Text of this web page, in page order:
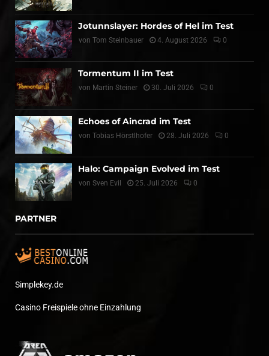
Jotunnslayer: Hordes of Hel im Test
von Tom Steinbauer 4. August 2026 0
Tormentum II im Test
von Martin Steiner 30. Juli 2026 0
Echoes of Aincrad im Test
von Tobias Hörstlhofer 28. Juli 2026 0
Halo: Campaign Evolved im Test
von Sven Evil 25. Juli 2026 0
PARTNER
Simplekey.de
Casino Freispiele ohne Einzahlung